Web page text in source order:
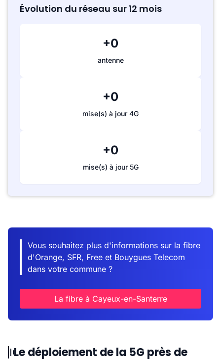
Évolution du réseau sur 12 mois
+0
antenne
+0
mise(s) à jour 4G
+0
mise(s) à jour 5G
Vous souhaitez plus d'informations sur la fibre
d'Orange, SFR, Free et Bouygues Telecom
dans votre commune ?
La fibre à Cayeux-en-Santerre
Le déploiement de la 5G près de